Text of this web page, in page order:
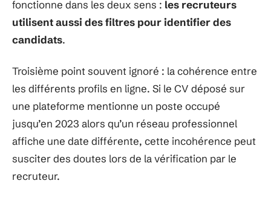
fonctionne dans les deux sens : les recruteurs
utilisent aussi des filtres pour identifier des
candidats.
Troisième point souvent ignoré : la cohérence entre
les différents profils en ligne. Si le CV déposé sur
une plateforme mentionne un poste occupé
jusqu’en 2023 alors qu’un réseau professionnel
affiche une date différente, cette incohérence peut
susciter des doutes lors de la vérification par le
recruteur.